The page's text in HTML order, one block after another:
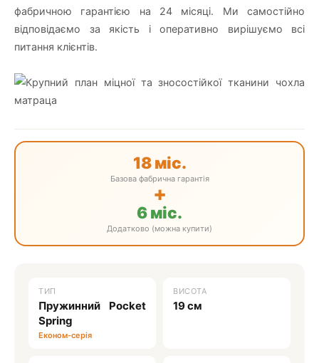
фабричною гарантією на 24 місяці. Ми самостійно
відповідаємо за якість і оперативно вирішуємо всі
питання клієнтів.
18 міс.
Базова фабрична гарантія
+
6 міс.
Додатково (можна купити)
ТИП
Пружинний Pocket
Spring
Економ-серія
ВИСОТА
19 см